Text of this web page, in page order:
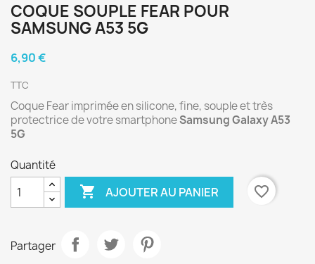
COQUE SOUPLE FEAR POUR
SAMSUNG A53 5G
6,90 €
TTC
Coque Fear imprimée en silicone, fine, souple et très
protectrice de votre smartphoneSamsung Galaxy A53
5G
Quantité
 AJOUTER AU PANIER favorite_border
Partager